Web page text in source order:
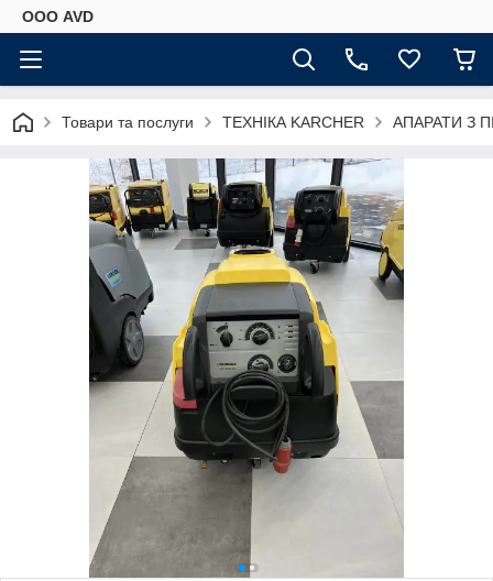
ООО AVD
Товари та послуги ТЕХНІКА KARCHER АПАРАТИ З